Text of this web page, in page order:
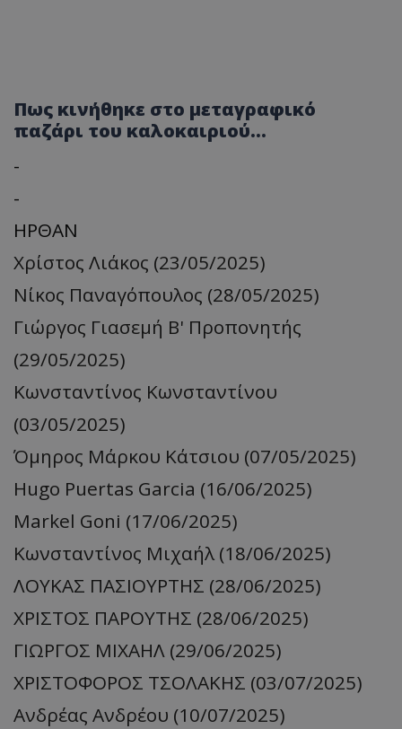
Πως κινήθηκε στο μεταγραφικό
παζάρι του καλοκαιριού...
-
-
ΗΡΘΑΝ
Χρίστος Λιάκος (23/05/2025)
Νίκος Παναγόπουλος (28/05/2025)
Γιώργος Γιασεμή Β' Προπονητής
(29/05/2025)
Κωνσταντίνος Κωνσταντίνου
(03/05/2025)
Όμηρος Μάρκου Κάτσιου (07/05/2025)
Hugo Puertas Garcia (16/06/2025)
Markel Goni (17/06/2025)
Κωνσταντίνος Μιχαήλ (18/06/2025)
ΛΟΥΚΑΣ ΠΑΣΙΟΥΡΤΗΣ (28/06/2025)
ΧΡΙΣΤΟΣ ΠΑΡΟΥΤΗΣ (28/06/2025)
ΓΙΩΡΓΟΣ ΜΙΧΑΗΛ (29/06/2025)
ΧΡΙΣΤΟΦΟΡΟΣ ΤΣΟΛΑΚΗΣ (03/07/2025)
Ανδρέας Ανδρέου (10/07/2025)